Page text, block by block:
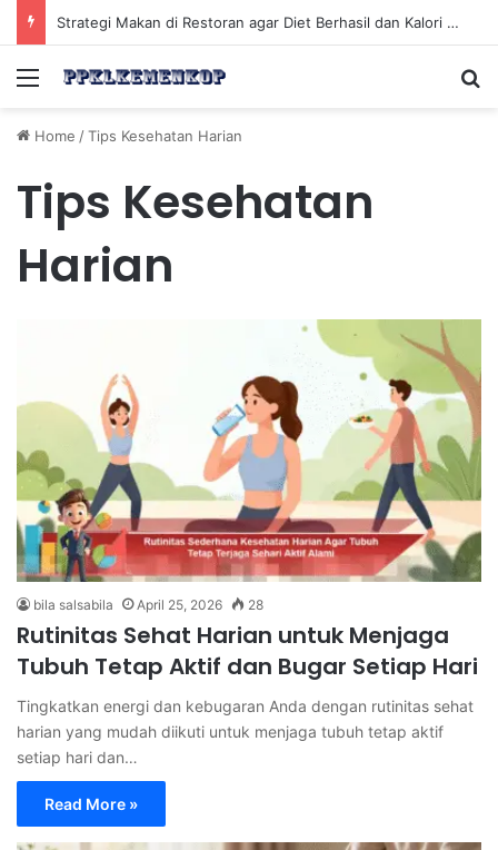
Strategi Makan di Restoran agar Diet Berhasil dan Kalori Tetap Terkontrol
Menu
Home /Tips Kesehatan Harian
Tips Kesehatan
Harian
bila salsabila April 25, 2026 28
Rutinitas Sehat Harian untuk Menjaga
Tubuh Tetap Aktif dan Bugar Setiap Hari
Tingkatkan energi dan kebugaran Anda dengan rutinitas sehat
harian yang mudah diikuti untuk menjaga tubuh tetap aktif
setiap hari dan…
Read More »